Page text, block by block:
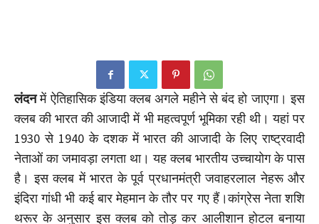
लंदनमें ऐतिहासिक इंडिया क्लब अगले महीने से बंद हो जाएगा। इस
क्लब की भारत की आजादी में भी महत्वपूर्ण भूमिका रही थी। यहां पर
1930 से 1940 के दशक में भारत की आजादी के लिए राष्ट्रवादी
नेताओं का जमावड़ा लगता था। यह क्लब भारतीय उच्चायोग के पास
है। इस क्लब में भारत के पूर्व प्रधानमंत्री जवाहरलाल नेहरू और
इंदिरा गांधी भी कई बार मेहमान के तौर पर गए हैं।कांग्रेस नेता शशि
थरूर के अनुसार इस क्लब को तोड़ कर आलीशान होटल बनाया